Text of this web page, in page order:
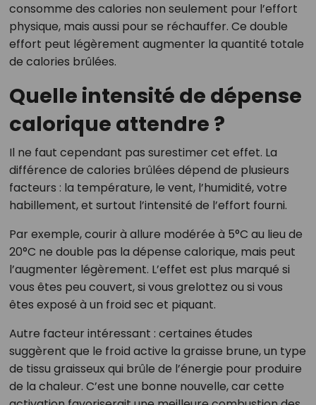
consomme des calories non seulement pour l’effort
physique, mais aussi pour se réchauffer. Ce double
effort peut légèrement augmenter la quantité totale
de calories brûlées.
Quelle intensité de dépense
calorique attendre ?
Il ne faut cependant pas surestimer cet effet. La
différence de calories brûlées dépend de plusieurs
facteurs : la température, le vent, l’humidité, votre
habillement, et surtout l’intensité de l’effort fourni.
Par exemple, courir à allure modérée à 5°C au lieu de
20°C ne double pas la dépense calorique, mais peut
l’augmenter légèrement. L’effet est plus marqué si
vous êtes peu couvert, si vous grelottez ou si vous
êtes exposé à un froid sec et piquant.
Autre facteur intéressant : certaines études
suggèrent que le froid active la graisse brune, un type
de tissu graisseux qui brûle de l’énergie pour produire
de la chaleur. C’est une bonne nouvelle, car cette